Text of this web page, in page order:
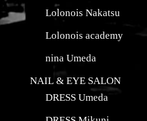
Lolonois Nakatsu
Lolonois academy
nina Umeda
NAIL & EYE SALON
DRESS Umeda